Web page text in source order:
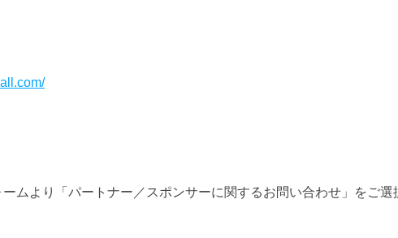
ムより「パートナー／スポンサーに関するお問い合わせ」をご選